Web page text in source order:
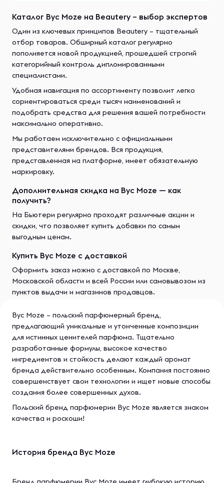
Каталог Byc Moze на Beautery – выбор экспертов
Один из ключевых принципов Beautery – тщательный
отбор товаров. Обширный каталог регулярно
пополняется новой продукцией, прошедшей строгий
категорийный контроль дипломированными
специалистами.
Удобная навигация по ассортименту позволит легко
сориентироваться среди тысяч наименований и
подобрать средства для решения вашей потребности
максимально оперативно.
Мы работаем исключительно с официальными
представителями брендов. Вся продукция,
представленная на платформе, имеет обязательную
маркировку.
Дополнительная скидка на Byc Moze — как
получить?
На Бьютери регулярно проходят различные акции и
скидки, что позволяет купить добавки по самым
выгодным ценам.
Купить Byc Moze с доставкой
Оформить заказ можно с доставкой по Москве,
Московской области и всей России или самовывозом из
пунктов выдачи и магазинов продавцов.
Byc Moze – польский парфюмерный бренд,
предлагающий уникальные и утонченные композиции
для истинных ценителей парфюма. Тщательно
разработанные формулы, высокое качество
ингредиентов и стойкость делают каждый аромат
бренда действительно особенным. Компания постоянно
совершенствует свои технологии и ищет новые способы
создания более совершенных духов.
Польский бренд парфюмерии Byc Moze является знаком
качества и роскоши!
История брендa Byc Moze